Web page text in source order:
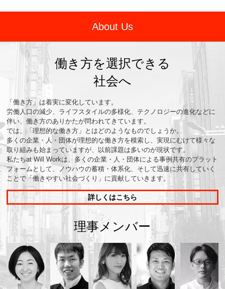
About Us
働き方を選択できる
社会へ
「働き方」は着実に変化しています。
労働人口の減少、ライフスタイルの多様化、テクノロジーの進化などに
伴い、働き方のありかたが問われてきています。
では、「理想的な働き方」とはどのようなものでしょうか。
多くの企業・人・団体が理想的な働き方を模索し、実現にむけて様々な
取り組みも始まっていますが、以前課題は多いのが現状です。
私たちat Will Workは、多くの企業・人・団体による事例共有のプラット
フォームとして、ノウハウの蓄積・体系化、そして迅速に共有していく
ことで「働きやすい社会づくり」に貢献していきます。
詳しくはこちら
理事メンバー